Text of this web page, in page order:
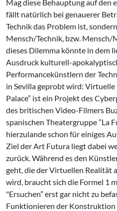
Mag diese Be­hauptung auf den
fällt natürlich bei ge­nauerer
Technik das Problem ist,
Mensch/Technik, bzw. Mensch/
dieses Dilemma könnte in dem
Ausdruck kul­turell-
Performancekünstlern der
in Sevil­la geprobt wird:
Palace” ist ein Projekt des
des britischen Video-Filmers
spanischen Theatergruppe ”La
hierzulande schon für eini­ges
Ziel der Art Futura liegt dabei
zurück. Wäh­rend es den
geht, die der Virtuellen Realität
wird, braucht sich die Formel 1
"Ersuchen” erst gar nicht zu
Funktionieren der Konstruk­tion